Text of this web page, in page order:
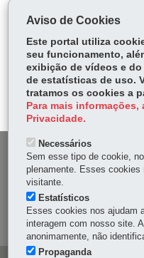
Voltar
MAPA DO SITE
DENUNCIE
OUVIDORIA
Aviso de Cookies
Este portal utiliza
seu funcionamento,
exibição de vídeos e
de estatísticas de uso.
tratamos os cookies a
Para mais
Privacidade.
Necessários
Sem esse tipo de cookie,
plenamente. Esses
visitante.
Estatísticos
Esses cookies nos ajudam
interagem com nosso site.
anonimamente, não
Propaganda